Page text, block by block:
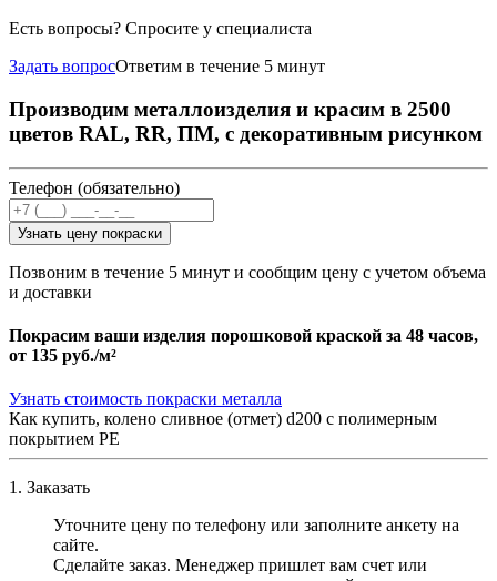
Есть вопросы? Спросите у специалиста
Задать вопросОтветим в течение 5 минут
Производим металлоизделия и красим в 2500
цветов RAL, RR, ПМ, с декоративным рисунком
Телефон (обязательно)
Узнать цену покраски
Позвоним в течение 5 минут и сообщим цену с учетом объема
и доставки
Покрасим ваши изделия порошковой краской за 48 часов,
от 135 руб./м²
Узнать стоимость покраски металла
Как купить, колено сливное (отмет) d200 с полимерным
покрытием PE
1. Заказать
Уточните цену по телефону или заполните анкету на
сайте.
Сделайте заказ. Менеджер пришлет вам счет или